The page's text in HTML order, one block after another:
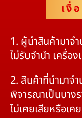
เงื่
1. ผู้นำสินค้ามาจำ
ไม่รับจำนำ เครื่อ
2. สินค้าที่นำมาจ
พิจารณาเป็นบาง
ไม่เคยเสียหรือเ